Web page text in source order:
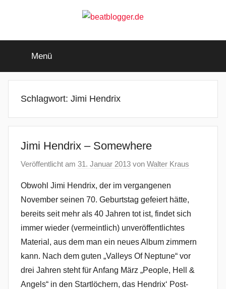
beatblogger.de
beat
goes
Menü
Schlagwort: Jimi Hendrix
Jimi Hendrix – Somewhere
Veröffentlicht am 31. Januar 2013 von Walter Kraus
Obwohl Jimi Hendrix, der im vergangenen
November seinen 70. Geburtstag gefeiert hätte,
bereits seit mehr als 40 Jahren tot ist, findet sich
immer wieder (vermeintlich) unveröffentlichtes
Material, aus dem man ein neues Album zimmern
kann. Nach dem guten „Valleys Of Neptune“ vor
drei Jahren steht für Anfang März „People, Hell &
Angels“ in den Startlöchern, das Hendrix‘ Post-